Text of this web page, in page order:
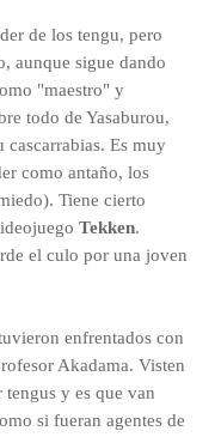
de los tengu, pero
aunque sigue dando
"maestro" y
todo de Yasaburou,
cascarrabias. Es muy
como antaño, los
Tiene cierto
Tekken.
el culo por una joven
enfrentados con
Akadama. Visten
tengus y es que van
si fueran agentes de